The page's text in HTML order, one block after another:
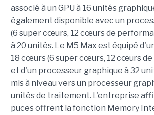
associé à un GPU à 16 unités
également disponible avec un
(6 super cœurs, 12 cœurs de
à 20 unités. Le M5 Max est équipé
18 cœurs (6 super cœurs, 12 cœurs
et d'un processeur graphique à 32
mis à niveau vers un processeur
unités de traitement. L'entreprise
puces offrent la fonction Memory